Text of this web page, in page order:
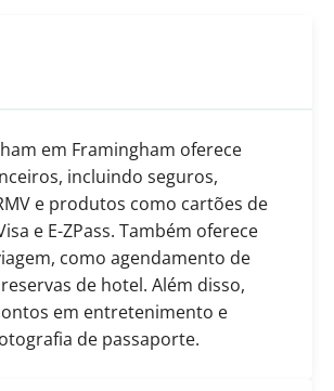
em Framingham oferece
incluindo seguros,
e produtos como cartões de
e E-ZPass. Também oferece
como agendamento de
de hotel. Além disso,
em entretenimento e
de passaporte.